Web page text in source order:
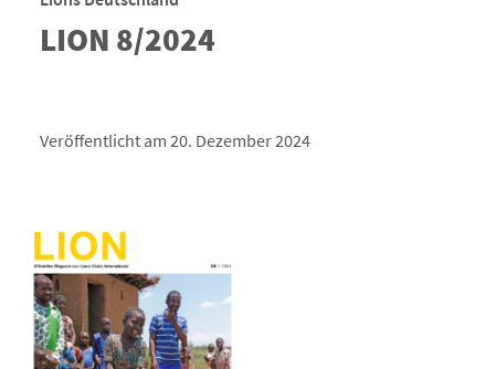
LION 8/2024
Veröffentlicht am 20. Dezember 2024